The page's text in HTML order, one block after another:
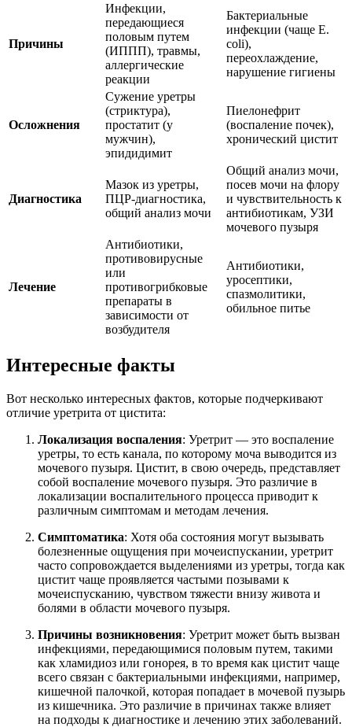
Причины
Инфекции,
передающиеся
половым путем
(ИППП), травмы,
аллергические
реакции
Бактериальные
инфекции (чаще E.
coli),
переохлаждение,
нарушение гигиены
Осложнения
Сужение уретры
(стриктура),
простатит (у
мужчин),
эпидидимит
Пиелонефрит
(воспаление почек),
хронический цистит
Диагностика
Мазок из уретры,
ПЦР-диагностика,
общий анализ мочи
Общий анализ мочи,
посев мочи на флору
и чувствительность к
антибиотикам, УЗИ
мочевого пузыря
Лечение
Антибиотики,
противовирусные
или
противогрибковые
препараты в
зависимости от
возбудителя
Антибиотики,
уросептики,
спазмолитики,
обильное питье
Интересные факты
Вот несколько интересных фактов, которые подчеркивают
отличие уретрита от цистита:
Локализация воспаления: Уретрит — это воспаление
уретры, то есть канала, по которому моча выводится из
мочевого пузыря. Цистит, в свою очередь, представляет
собой воспаление мочевого пузыря. Это различие в
локализации воспалительного процесса приводит к
различным симптомам и методам лечения.
Симптоматика: Хотя оба состояния могут вызывать
болезненные ощущения при мочеиспускании, уретрит
часто сопровождается выделениями из уретры, тогда как
цистит чаще проявляется частыми позывами к
мочеиспусканию, чувством тяжести внизу живота и
болями в области мочевого пузыря.
Причины возникновения: Уретрит может быть вызван
инфекциями, передающимися половым путем, такими
как хламидиоз или гонорея, в то время как цистит чаще
всего связан с бактериальными инфекциями, например,
кишечной палочкой, которая попадает в мочевой пузырь
из кишечника. Это различие в причинах также влияет
на подходы к диагностике и лечению этих заболеваний.